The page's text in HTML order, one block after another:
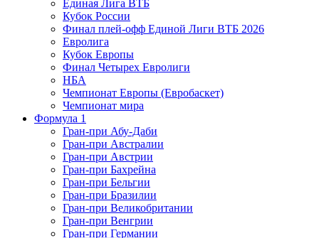
Единая Лига ВТБ
Кубок России
Финал плей-офф Единой Лиги ВТБ 2026
Евролига
Кубок Европы
Финал Четырех Евролиги
НБА
Чемпионат Европы (Евробаскет)
Чемпионат мира
Формула 1
Гран-при Абу-Даби
Гран-при Австралии
Гран-при Австрии
Гран-при Бахрейна
Гран-при Бельгии
Гран-при Бразилии
Гран-при Великобритании
Гран-при Венгрии
Гран-при Германии